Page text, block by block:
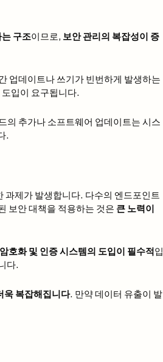
구조이므로, 보안 관리의 복잡성이 증
업데이트나 쓰기가 빈번하게 발생하는
입이 요구됩니다.
의 추가나 소프트웨어 업데이트는 시스
.
과제가 발생합니다. 다수의 엔드포인트
보안 대책을 적용하는 것은 큰 노력이
암호화 및 인증 시스템의 도입이 필수적입
다.
욱 복잡해집니다. 만약 데이터 유출이 발